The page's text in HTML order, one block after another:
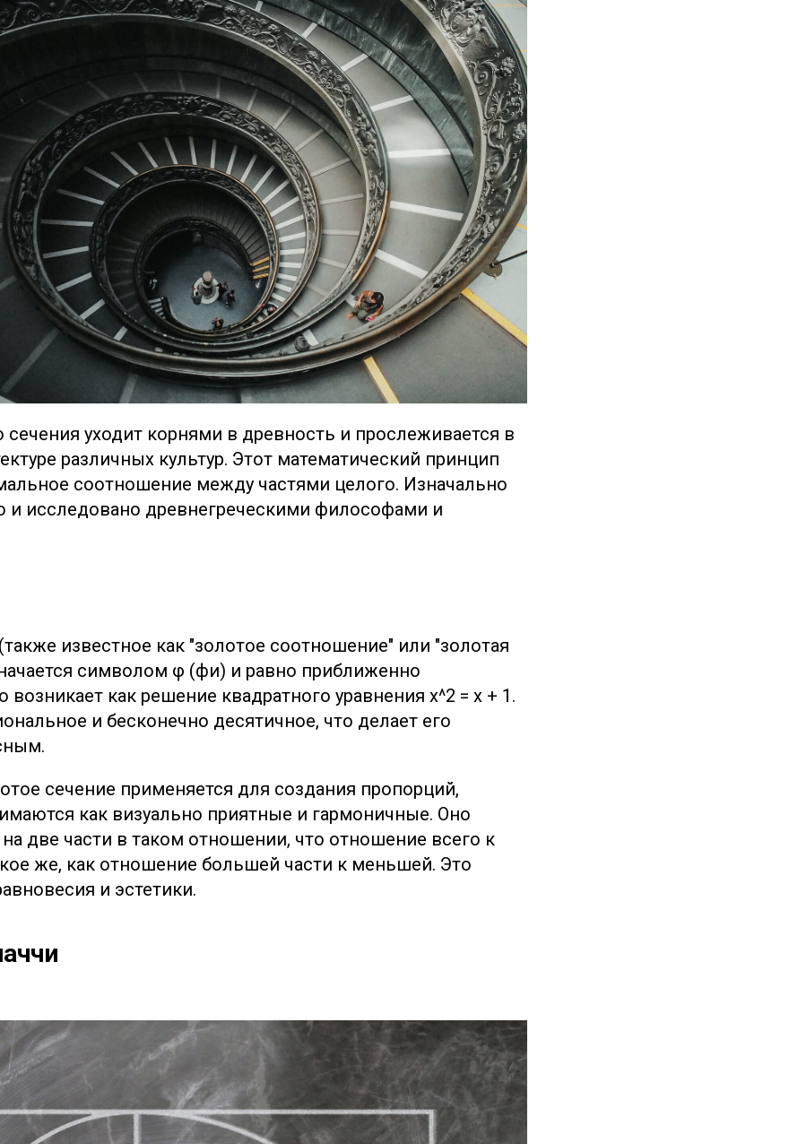
сечения уходит корнями в древность и прослеживается в
различных культур. Этот математический принцип
соотношение между частями целого. Изначально
и исследовано древнегреческими философами и
известное как "золотое соотношение" или "золотая
символом φ (фи) и равно приближенно
возникает как решение квадратного уравнения x^2 = x + 1.
и бесконечно десятичное, что делает его
сечение применяется для создания пропорций,
как визуально приятные и гармоничные. Оно
на две части в таком отношении, что отношение всего к
же, как отношение большей части к меньшей. Это
и эстетики.